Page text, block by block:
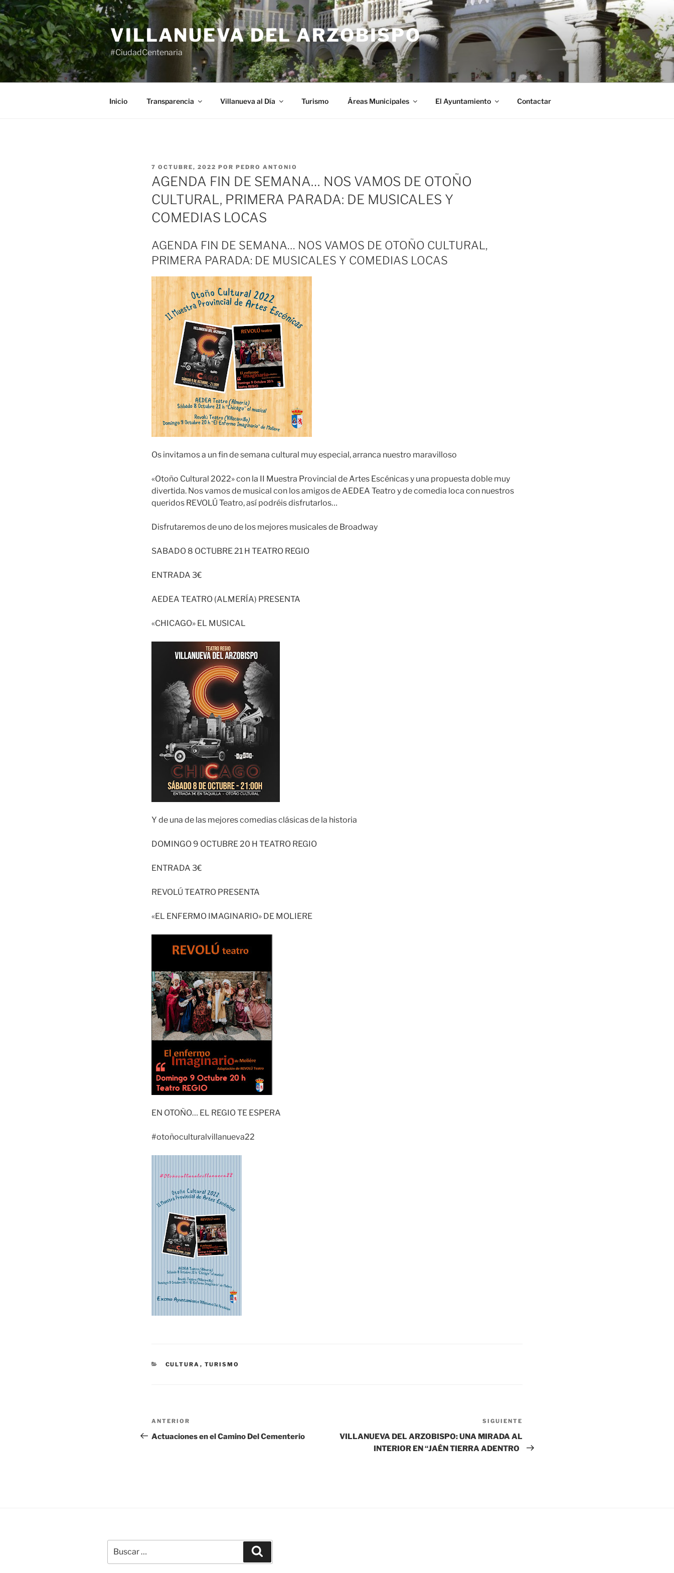
Saltar
al
contenido
VILLANUEVA DEL ARZOBISPO
#CiudadCentenaria
Inicio Transparencia Villanueva al Día Turismo Áreas Municipales El Ayuntamiento Contactar
PUBLICADO
EL
7 OCTUBRE, 2022 POR PEDRO ANTONIO
AGENDA FIN DE SEMANA… NOS VAMOS DE OTOÑO
CULTURAL, PRIMERA PARADA: DE MUSICALES Y
COMEDIAS LOCAS
AGENDA FIN DE SEMANA… NOS VAMOS DE OTOÑO CULTURAL,
PRIMERA PARADA: DE MUSICALES Y COMEDIAS LOCAS
Os invitamos a un fin de semana cultural muy especial, arranca nuestro maravilloso
«Otoño Cultural 2022» con la II Muestra Provincial de Artes Escénicas y una propuesta doble muy
divertida. Nos vamos de musical con los amigos de AEDEA Teatro y de comedia loca con nuestros
queridos REVOLÚ Teatro, así podréis disfrutarlos…
Disfrutaremos de uno de los mejores musicales de Broadway
SABADO 8 OCTUBRE 21 H TEATRO REGIO
ENTRADA 3€
AEDEA TEATRO (ALMERÍA) PRESENTA
«CHICAGO» EL MUSICAL
Y de una de las mejores comedias clásicas de la historia
DOMINGO 9 OCTUBRE 20 H TEATRO REGIO
ENTRADA 3€
REVOLÚ TEATRO PRESENTA
«EL ENFERMO IMAGINARIO» DE MOLIERE
EN OTOÑO… EL REGIO TE ESPERA
#otoñoculturalvillanueva22
CATEGORÍAS
CULTURA , TURISMO
Navegación
de
Entrada
anterior:
ANTERIOR
Actuaciones en el Camino Del Cementerio
SIGUIENTE
VILLANUEVA DEL ARZOBISPO: UNA MIRADA AL
INTERIOR EN “JAÉN TIERRA ADENTRO
por: